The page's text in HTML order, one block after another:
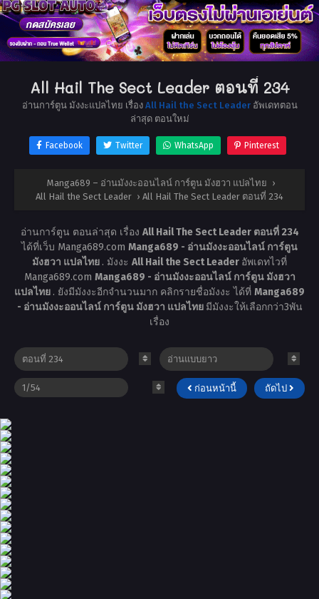
All Hail The Sect Leader ตอนที่ 234
อ่านการ์ตูน มังงะแปลไทย เรื่อง All Hail the Sect Leaderอัพเดทตอน
ล่าสุด ตอนใหม่
Facebook Twitter WhatsApp Pinterest
Manga689 – อ่านมังงะออนไลน์ การ์ตูน มังฮวา แปลไทย ›
All Hail the Sect Leader › All Hail The Sect Leader ตอนที่ 234
อ่านการ์ตูน ตอนล่าสุด เรื่อง All Hail The Sect Leader ตอนที่ 234
ได้ที่เว็บ Manga689.com Manga689 - อ่านมังงะออนไลน์ การ์ตูน
มังฮวา แปลไทย . มังงะ All Hail the Sect Leader อัพเดทไวที่
Manga689.com Manga689 - อ่านมังงะออนไลน์ การ์ตูน มังฮวา
แปลไทย . ยังมีมังงะอีกจำนวนมาก คลิกรายชื่อมังงะ ได้ที่ Manga689
- อ่านมังงะออนไลน์ การ์ตูน มังฮวา แปลไทย มีมังงะให้เลือกกว่า3พัน
เรื่อง
ก่อนหน้านี้ ถัดไป